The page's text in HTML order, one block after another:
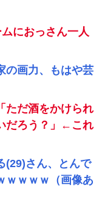
におっさん一人
の画力、もはや芸
ただ酒をかけられ
だろう？」←これ
(29)さん、とんで
ｗｗｗｗ（画像あ